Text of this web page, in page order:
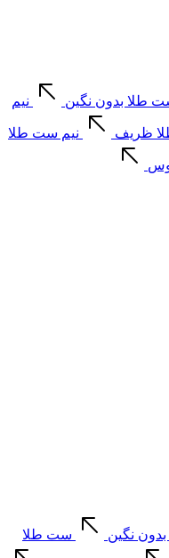
طلا بدون نگین نیم
ظریف نیم ست طلا
نگین ست طلا